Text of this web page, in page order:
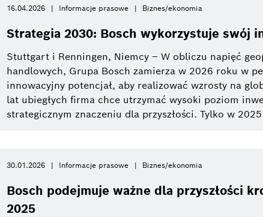
16.04.2026 Informacje prasowe Biznes/ekonomia
Strategia 2030: Bosch wykorzystuje swój
Stuttgart i Renningen, Niemcy – W obliczu napięć
handlowych, Grupa Bosch zamierza w 2026 roku w
innowacyjny potencjał, aby realizować wzrosty na
lat ubiegłych firma chce utrzymać wysoki poziom
strategicznym znaczeniu dla przyszłości. Tylko w
30.01.2026 Informacje prasowe Biznes/ekonomia
Bosch podejmuje ważne dla przyszłości
2025